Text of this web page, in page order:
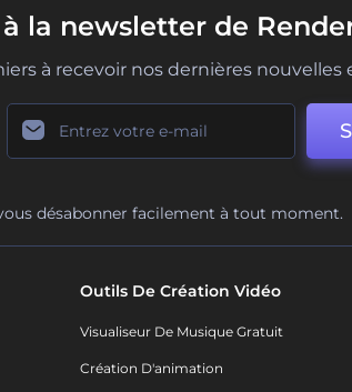
la newsletter de
à recevoir nos dernières nouvelles
désabonner facilement à tout moment.
Outils De Création Vidéo
Visualiseur De Musique Gratuit
Création D'animation